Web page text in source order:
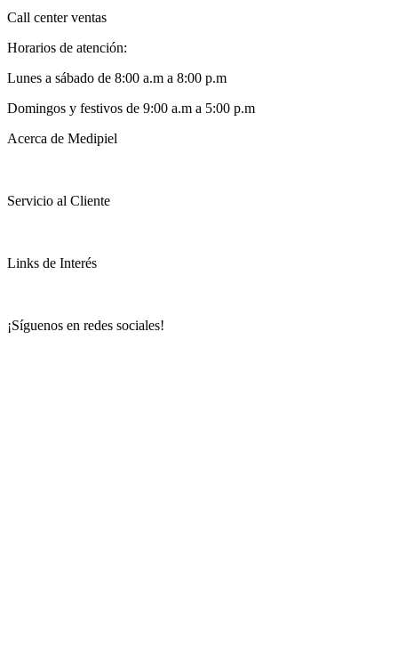
Call center ventas
Horarios de atención:
Lunes a sábado de 8:00 a.m a 8:00 p.m
Domingos y festivos de 9:00 a.m a 5:00 p.m
Acerca de Medipiel
Servicio al Cliente
Links de Interés
¡Síguenos en redes sociales!